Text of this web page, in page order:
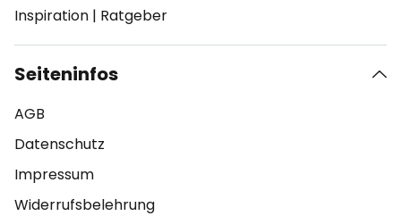
Inspiration | Ratgeber
Seiteninfos
AGB
Datenschutz
Impressum
Widerrufsbelehrung